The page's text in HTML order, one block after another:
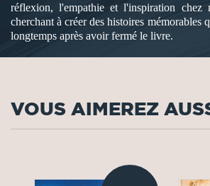
réflexion, l'empathie et l'inspiration chez
cherchant à créer des histoires mémorables
longtemps après avoir fermé le livre.
VOUS AIMEREZ